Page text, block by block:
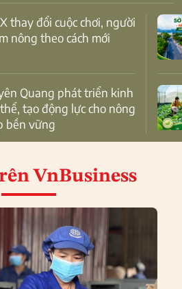
nông theo cách mới
tạo động lực cho nông
bền vững
VnBusiness